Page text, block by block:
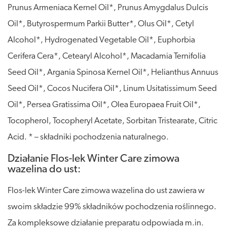
Prunus Armeniaca Kernel Oil*, Prunus Amygdalus Dulcis
Oil*, Butyrospermum Parkii Butter*, Olus Oil*, Cetyl
Alcohol*, Hydrogenated Vegetable Oil*, Euphorbia
Cerifera Cera*, Cetearyl Alcohol*, Macadamia Ternifolia
Seed Oil*, Argania Spinosa Kernel Oil*, Helianthus Annuus
Seed Oil*, Cocos Nucifera Oil*, Linum Usitatissimum Seed
Oil*, Persea Gratissima Oil*, Olea Europaea Fruit Oil*,
Tocopherol, Tocopheryl Acetate, Sorbitan Tristearate, Citric
Acid. * – składniki pochodzenia naturalnego.
Działanie Flos-lek Winter Care zimowa
wazelina do ust:
Flos-lek Winter Care zimowa wazelina do ust zawiera w
swoim składzie 99% składników pochodzenia roślinnego.
Za kompleksowe działanie preparatu odpowiada m.in.